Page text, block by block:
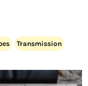
Transmission